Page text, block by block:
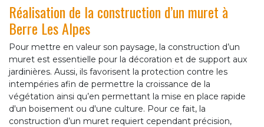
Réalisation de la construction d’un muret à
Berre Les Alpes
Pour mettre en valeur son paysage, la construction d’un
muret est essentielle pour la décoration et de support aux
jardinières. Aussi, ils favorisent la protection contre les
intempéries afin de permettre la croissance de la
végétation ainsi qu’en permettant la mise en place rapide
d'un boisement ou d'une culture. Pour ce fait, la
construction d’un muret requiert cependant précision,